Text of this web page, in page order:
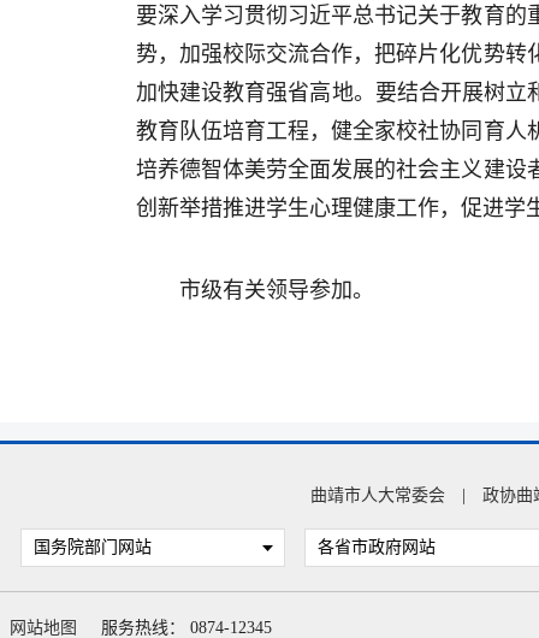
要深入学习贯彻习近平总书记关于教育
势，加强校际交流合作，把碎片化优势
加快建设教育强省高地。要结合开展树
教育队伍培育工程，健全家校社协同育
培养德智体美劳全面发展的社会主义建
创新举措推进学生心理健康工作，促进学
市级有关领导参加。
曲靖市人大常委会 政协曲
国务院部门网站 各省市政府网站
网站地图
服务热线： 0874-12345